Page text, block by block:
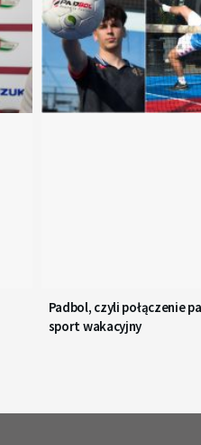
Padbol, czyli połączenie
sport wakacyjny